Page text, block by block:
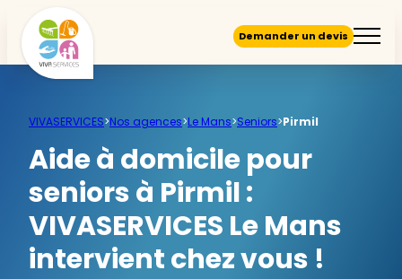
Demander un devis
VIVASERVICES>Nos agences>Le Mans>Seniors>Pirmil
Aide à domicile pour
seniors à Pirmil :
VIVASERVICES Le Mans
intervient chez vous !